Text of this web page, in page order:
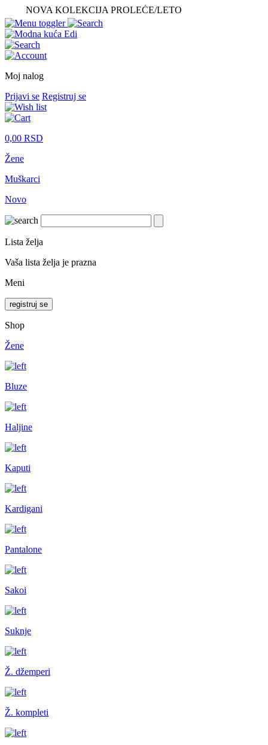
NOVA KOLEKCIJA PROLEĆE/LETO
Moj nalog
Prijavi se Registruj se
0,00 RSD
Žene
Muškarci
Novo
Lista želja
Vaša lista želja je prazna
Meni
registruj se
Shop
Žene
Bluze
Haljine
Kaputi
Kardigani
Pantalone
Sakoi
Suknje
Ž. džemperi
Ž. kompleti